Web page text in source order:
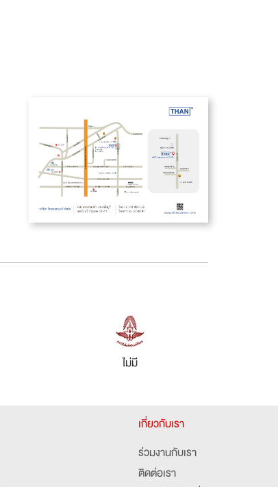
ไม่มี
เกี่ยวกับเรา
ร่วมงานกับเรา
ติดต่อเรา